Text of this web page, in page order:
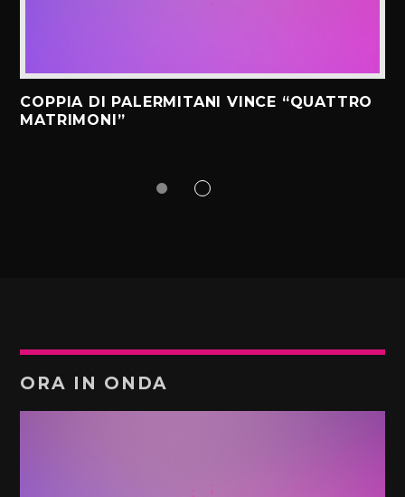
COPPIA DI PALERMITANI VINCE “QUATTRO
MATRIMONI”
ORA IN ONDA